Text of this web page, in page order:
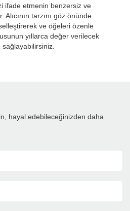
ifade etmenin benzersiz ve
tarzını göz önünde
ve öğeleri özenle
yıllarca değer verilecek
sağlayabilirsiniz.
hayal edebileceğinizden daha